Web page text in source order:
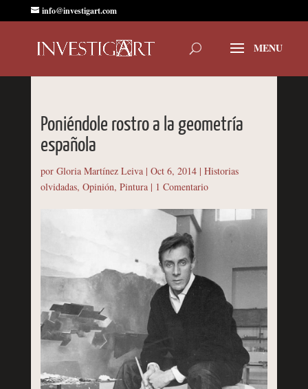
info@investigart.com
Poniéndole rostro a la geometría
española
por Gloria Martínez Leiva| Oct 6, 2014| Historias
olvidadas, Opinión, Pintura| 1 Comentario